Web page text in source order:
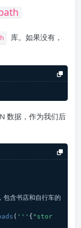
库。如果没有，
数据，作为我们后
含书店和自行车的
( ''' { "stor